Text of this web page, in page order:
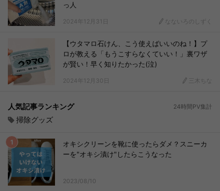
っ人
2024年12月31日 なないろのしずく
【ウタマロ石けん、こう使えばいいのね！】プ
ロが教える「もうこすらなくていい！」裏ワザ
が賢い！早く知りたかった(泣)
2024年12月30日 三木ちな
人気記事ランキング 24時間PV集計
掃除グッズ
オキシクリーンを靴に使ったらダメ？スニーカ
ーを"オキシ漬け"したらこうなった
2023/08/10